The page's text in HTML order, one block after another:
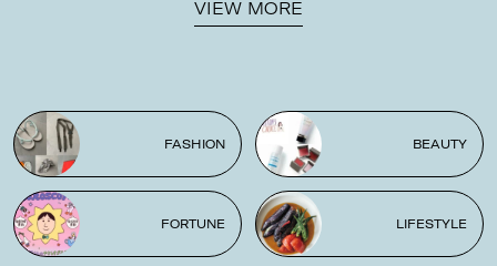
VIEW MORE
FASHION BEAUTY
FORTUNE LIFESTYLE